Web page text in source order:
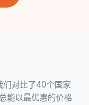
们对比了40个国家
能以最优惠的价格